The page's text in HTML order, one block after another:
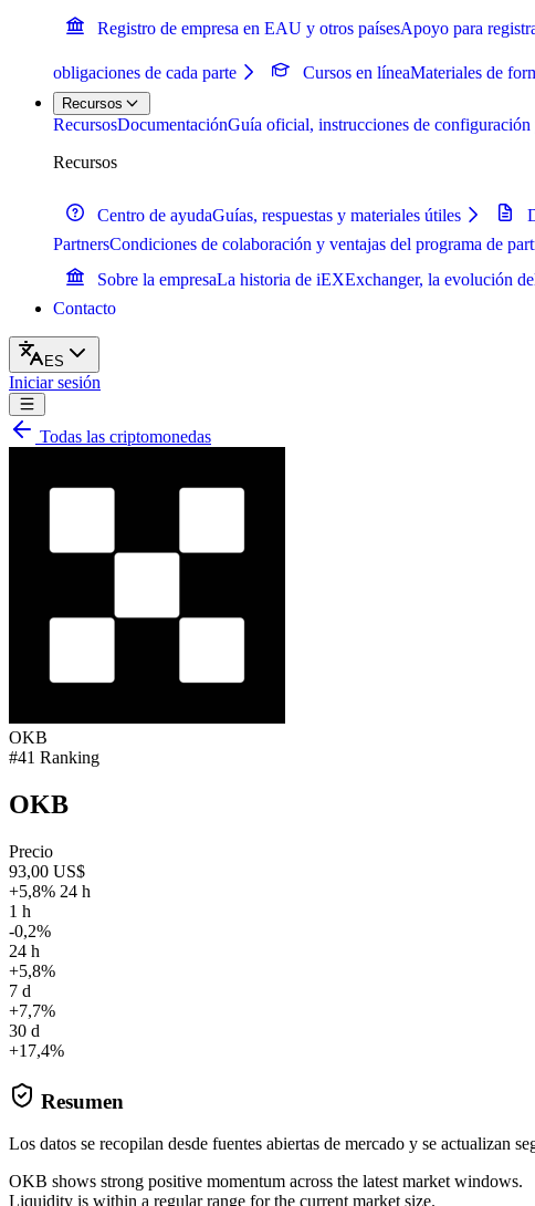
Registro de empresa en EAU y otros paísesApoyo para
obligaciones de cada parte Cursos en líneaMateriales de
Recursos
RecursosDocumentaciónGuía oficial, instrucciones de
Recursos
Centro de ayudaGuías, respuestas y materiales útiles
PartnersCondiciones de colaboración y ventajas del programa de
Sobre la empresaLa historia de iEXExchanger, la evolución
Contacto
ES
Iniciar sesión
Todas las criptomonedas
OKB
#41 Ranking
OKB
Precio
93,00 US$
+5,8% 24 h
1 h
-0,2%
24 h
+5,8%
7 d
+7,7%
30 d
+17,4%
Resumen
Los datos se recopilan desde fuentes abiertas de mercado y se actualizan
OKB shows strong positive momentum across the latest market windows.
Liquidity is within a regular range for the current market size.